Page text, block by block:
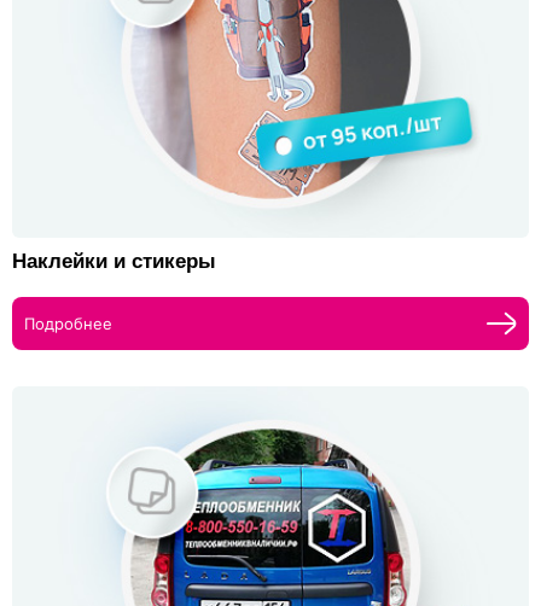
Наклейки и стикеры
Подробнее